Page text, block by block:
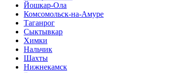
Йошкар-Ола
Комсомольск-на-Амуре
Таганрог
Сыктывкар
Химки
Нальчик
Шахты
Нижнекамск